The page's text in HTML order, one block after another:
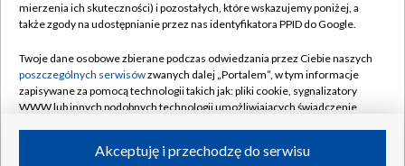
Naziemna Telewizja Cyfrowa
Rada Programowa
System NOS
Informacje o nadawcy
Program dla prasy
Pomoc
Kontakt
Kanały
mierzenia ich skuteczności) i pozostałych, które wskazujemy poniżej, a
także zgody na udostępnianie przez nas identyfikatora PPID do Google.
Twoje dane osobowe zbierane podczas odwiedzania przez Ciebie naszych
poszczególnych serwisówzwanych dalej „Portalem”, w tym informacje
zapisywane za pomocą technologii takich jak: pliki cookie, sygnalizatory
WWW lub innych podobnych technologii umożliwiających świadczenie
ruchu w Internecie.Akceptuję i przechodzę do serwisu